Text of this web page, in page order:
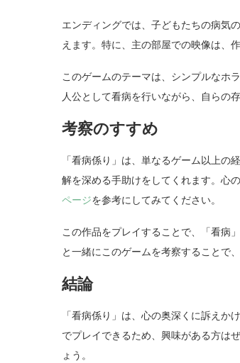
エンディングでは、子どもたちの病気
えます。特に、主の部屋での映像は、
このゲームのテーマは、シンプルなホ
人公として看病を行いながら、自らの
考察のすすめ
「看病係り」は、単なるゲーム以上の
解を深める手助けをしてくれます。心
ページを参考にしてみてください。
この作品をプレイすることで、「看病
と一緒にこのゲームを考察することで
結論
「看病係り」は、心の奥深くに訴え
でプレイできるため、興味がある方は
ょう。